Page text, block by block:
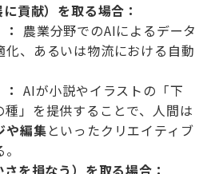
貢献）を取る場合：
農業分野でのAIによるデータ
化、あるいは物流における自動
AIが小説やイラストの「下
」を提供することで、人間は
や編集といったクリエイティブ